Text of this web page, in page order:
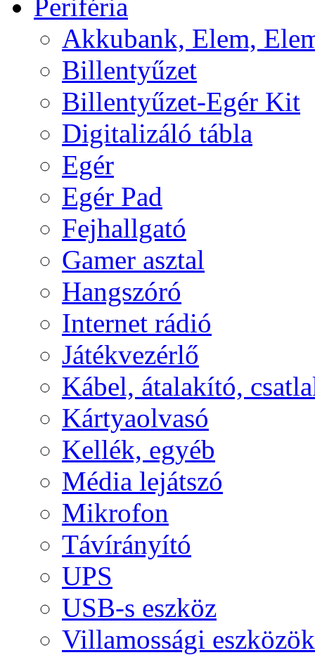
Periféria
Akkubank, Elem,
Billentyűzet
Billentyűzet-Egér Kit
Digitalizáló tábla
Egér
Egér Pad
Fejhallgató
Gamer asztal
Hangszóró
Internet rádió
Játékvezérlő
Kábel, átalakító,
Kártyaolvasó
Kellék, egyéb
Média lejátszó
Mikrofon
Távírányító
UPS
USB-s eszköz
Villamossági eszközök